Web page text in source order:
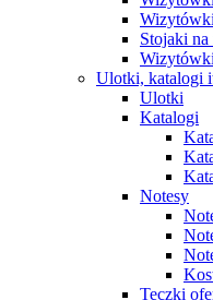
Stojaki
Ulotki, katalogi
Ulotki
Katalogi
Notesy
Teczki